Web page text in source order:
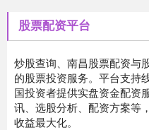
股票配资平台
炒股查询、南昌股票配资与
的股票投资服务。平台支持
国投资者提供实盘资金配资
讯、选股分析、配资方案等
收益最大化。